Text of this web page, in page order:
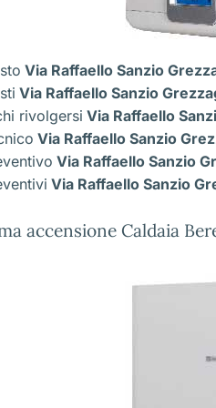
Via Raffaello Sanzio
Via Raffaello Sanzio
rivolgersi Via Raffaello
Via Raffaello Sanzio
Via Raffaello Sanzio
Via Raffaello Sanzio
accensione Caldaia